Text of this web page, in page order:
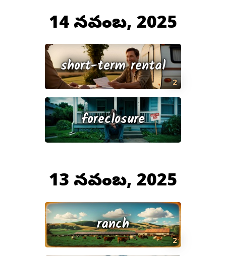
14 నవంబర్, 2025
2
short-term rental
foreclosure
13 నవంబర్, 2025
2
ranch